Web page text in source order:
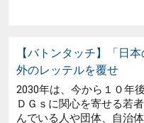
【バトンタッチ】「日
外のレッテルを覆せ
2030年は、今から１０年
ＤＧｓに関心を寄せる若
んでいる人や団体、自治